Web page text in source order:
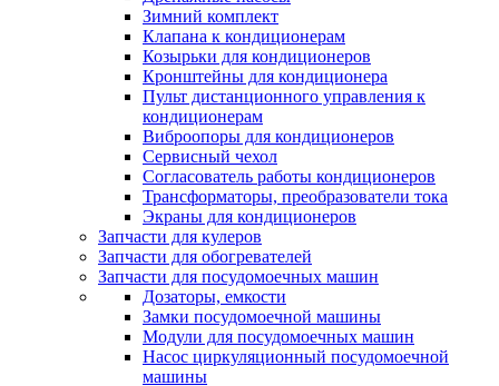
Зимний комплект
Клапана к кондиционерам
Козырьки для кондиционеров
Кронштейны для кондиционера
Пульт дистанционного управления к
кондиционерам
Виброопоры для кондиционеров
Сервисный чехол
Согласователь работы кондиционеров
Трансформаторы, преобразователи тока
Экраны для кондиционеров
Запчасти для кулеров
Запчасти для обогревателей
Запчасти для посудомоечных машин
Дозаторы, емкости
Замки посудомоечной машины
Модули для посудомоечных машин
Насос циркуляционный посудомоечной
машины